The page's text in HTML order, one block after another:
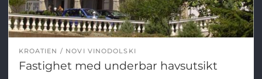
KROATIEN NOVI VINODOLSKI
Fastighet med underbar havsutsikt